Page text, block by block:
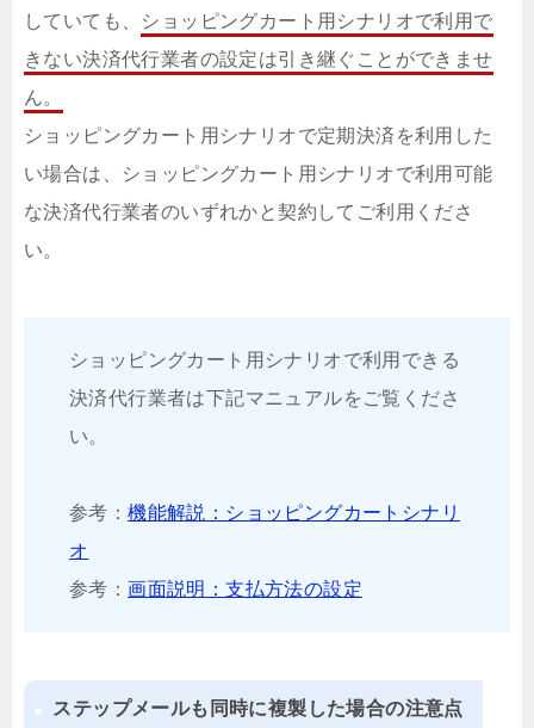
していても、 ショッピングカート用シナリオで利用で
きない決済代行業者の設定は引き継ぐことができませ
ん。
ショッピングカート用シナリオで定期決済を利用した
い場合は、ショッピングカート用シナリオで利用可能
な決済代行業者のいずれかと契約してご利用くださ
い。
ショッピングカート用シナリオで利用できる
決済代行業者は下記マニュアルをご覧くださ
い。
参考：機能解説：ショッピングカートシナリ
オ
参考：画面説明：支払方法の設定
ステップメールも同時に複製した場合の注意点